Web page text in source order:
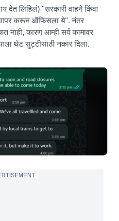
देत लिहिलं) "सरकारी वाहने किंवा
वापर करून ऑफिसला ये". नंतर
नाही, कारण आम्ही सर्व कामावर
थेट सुट्टीसाठी नकार दिला.